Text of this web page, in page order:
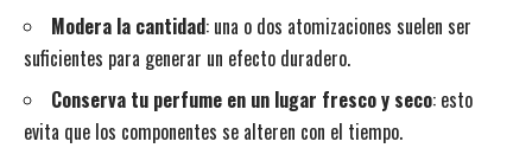
Modera la cantidad: una o dos atomizaciones suelen ser
suficientes para generar un efecto duradero.
Conserva tu perfume en un lugar fresco y seco: esto
evita que los componentes se alteren con el tiempo.